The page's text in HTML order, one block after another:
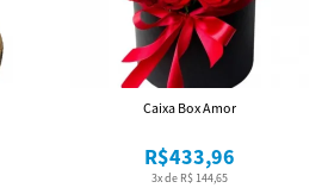
3x de R$ 144,65
R$433,96
Caixa Box Amor